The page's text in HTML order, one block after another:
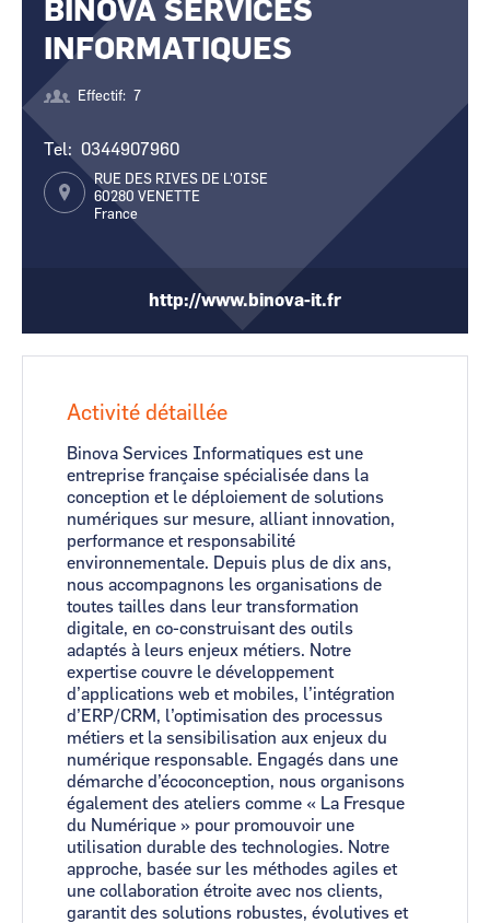
CCI Business
Occitanie
CCI Business
Pays de la Loire
CCI Business
Occitanie
Pays de la Loire
BINOVA SERVICES
INFORMATIQUES
Effectif 7
Tel 0344907960
RUE DES RIVES DE L'OISE
60280 VENETTE
France
http://www.binova-it.fr
Activité détaillée
Binova Services Informatiques est une
entreprise française spécialisée dans la
conception et le déploiement de solutions
numériques sur mesure, alliant innovation,
performance et responsabilité
environnementale. Depuis plus de dix ans,
nous accompagnons les organisations de
toutes tailles dans leur transformation
digitale, en co-construisant des outils
adaptés à leurs enjeux métiers. Notre
expertise couvre le développement
d’applications web et mobiles, l’intégration
d’ERP/CRM, l’optimisation des processus
métiers et la sensibilisation aux enjeux du
numérique responsable. Engagés dans une
démarche d’écoconception, nous organisons
également des ateliers comme « La Fresque
du Numérique » pour promouvoir une
utilisation durable des technologies. Notre
approche, basée sur les méthodes agiles et
une collaboration étroite avec nos clients,
garantit des solutions robustes, évolutives et